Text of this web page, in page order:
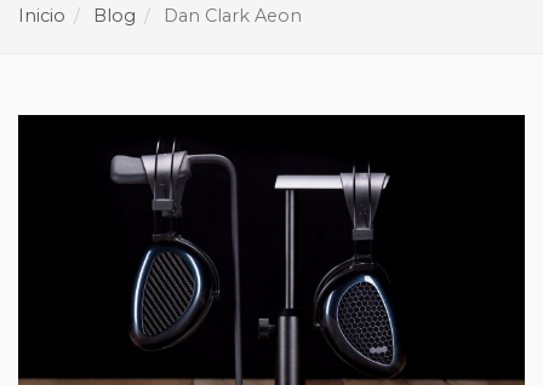
Inicio Blog Dan Clark Aeon